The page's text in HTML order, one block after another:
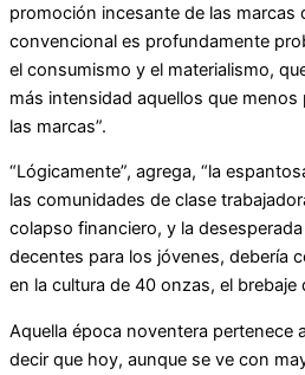
promoción incesante de las marcas
convencional es profundamente
el consumismo y el materialismo,
más intensidad aquellos que
las marcas”.
“Lógicamente”, agrega, “la
las comunidades de clase
colapso financiero, y la
decentes para los jóvenes, debería
en la cultura de 40 onzas, el brebaje
Aquella época noventera pertenece
decir que hoy, aunque se ve con